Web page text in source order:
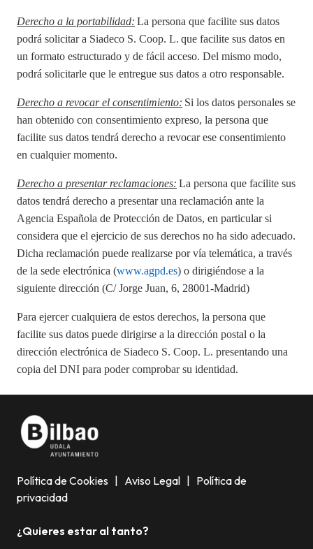
Derecho a la portabilidad: La persona que facilite sus datos
podrá solicitar a Siadeco S. Coop. L. que facilite sus datos en
un formato estructurado y de fácil acceso. Del mismo modo,
podrá solicitarle que le entregue sus datos a otro responsable.
Derecho a revocar el consentimiento: Si los datos personales se
han obtenido con consentimiento expreso, la persona que
facilite sus datos tendrá derecho a revocar ese consentimiento
en cualquier momento.
Derecho a presentar reclamaciones: La persona que facilite sus
datos tendrá derecho a presentar una reclamación ante la
Agencia Española de Protección de Datos, en particular si
considera que el ejercicio de sus derechos no ha sido adecuado.
Dicha reclamación puede realizarse por vía telemática, a través
de la sede electrónica (www.agpd.es) o dirigiéndose a la
siguiente dirección (C/ Jorge Juan, 6, 28001-Madrid)
Para ejercer cualquiera de estos derechos, la persona que
facilite sus datos puede dirigirse a la dirección postal o la
dirección electrónica de Siadeco S. Coop. L. presentando una
copia del DNI para poder comprobar su identidad.
Política de Cookies Aviso Legal
Política de
privacidad
¿Quieres estar al tanto?